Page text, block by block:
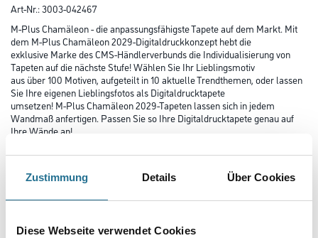
Zustimmung Details Über Cookies
Diese Webseite verwendet Cookies
Art-Nr.:3003-042467
M-Plus Chamäleon - die anpassungsfähigste Tapete auf dem Markt. Mit
dem M-Plus Chamäleon 2029-Digitaldruckkonzept hebt die
exklusive Marke des CMS-Händlerverbunds die Individualisierung von
Tapeten auf die nächste Stufe! Wählen Sie Ihr Lieblingsmotiv
aus über 100 Motiven, aufgeteilt in 10 aktuelle Trendthemen, oder lassen
Sie Ihre eigenen Lieblingsfotos als Digitaldrucktapete
umsetzen! M-Plus Chamäleon 2029-Tapeten lassen sich in jedem
Wandmaß anfertigen. Passen Sie so Ihre Digitaldrucktapete genau auf
Ihre Wände an!